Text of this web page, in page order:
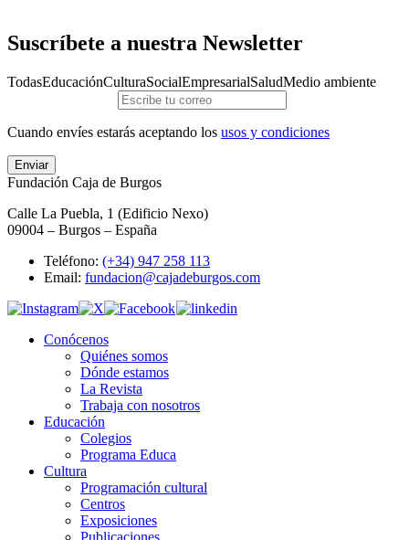
Suscríbete a nuestra Newsletter
TodasEducaciónCulturaSocialEmpresarialSaludMedio ambiente
Cuando envíes estarás aceptando los usos y condiciones
Enviar
Fundación Caja de Burgos
Calle La Puebla, 1 (Edificio Nexo)
09004 – Burgos – España
Teléfono: (+34) 947 258 113
Email: fundacion@cajadeburgos.com
Conócenos
Quiénes somos
Dónde estamos
La Revista
Trabaja con nosotros
Educación
Colegios
Programa Educa
Cultura
Programación cultural
Centros
Exposiciones
Publicaciones